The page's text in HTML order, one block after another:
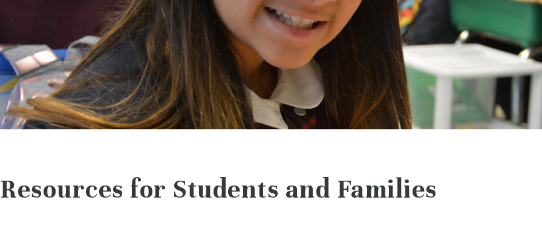
Resources for Students and Families